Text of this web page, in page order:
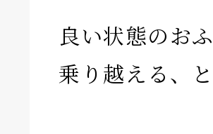
良い状態のお
乗り越える、